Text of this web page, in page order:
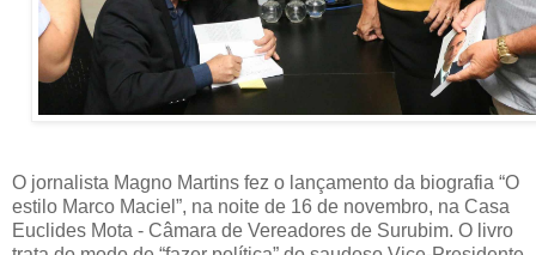
O jornalista Magno Martins fez o lançamento da biografia “O
estilo Marco Maciel”, na noite de 16 de novembro, na Casa
Euclides Mota - Câmara de Vereadores de Surubim. O livro